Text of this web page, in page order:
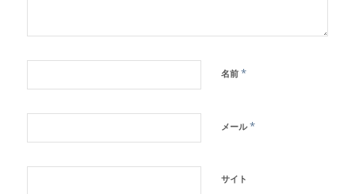
名前 *
メール*
サイト